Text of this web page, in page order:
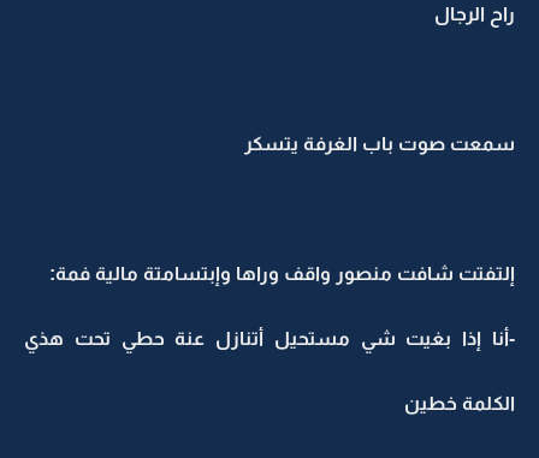
راح الرجال
سمعت صوت باب الغرفة يتسكر
إلتفتت شافت منصور واقف وراها وإبتسامتة مالية فمة:
-أنا إذا بغيت شي مستحيل أتنازل عنة حطي تحت هذي
الكلمة خطين